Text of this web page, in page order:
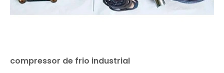
compressor de frio industrial